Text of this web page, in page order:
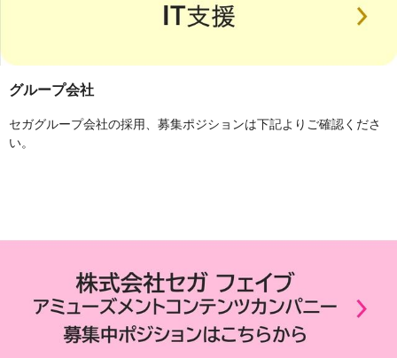
グループ会社
セガグループ会社の採用、募集ポジションは下記よりご確認くださ
い。